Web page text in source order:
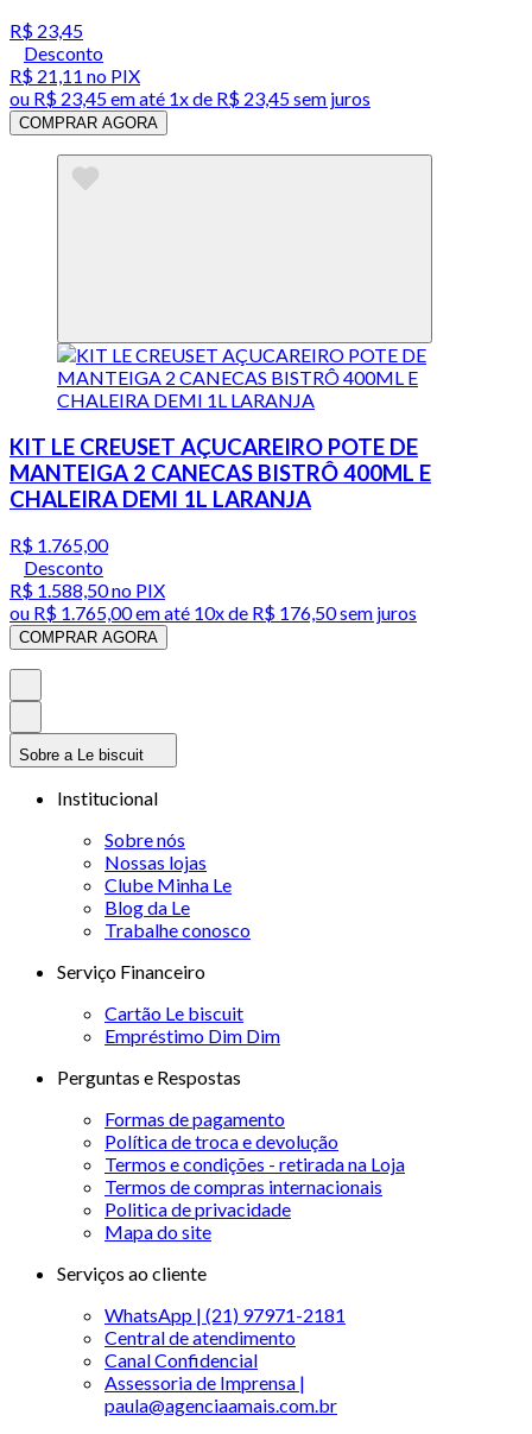
R$ 23,45
Desconto
R$ 21,11 no PIX
ou R$ 23,45em até 1x de R$ 23,45sem juros
COMPRAR AGORA
KIT LE CREUSET AÇUCAREIRO POTE DE
MANTEIGA 2 CANECAS BISTRÔ 400ML E
CHALEIRA DEMI 1L LARANJA
R$ 1.765,00
Desconto
R$ 1.588,50no PIX
ou R$ 1.765,00em até 10x de R$ 176,50 sem juros
COMPRAR AGORA
Sobre a Le biscuit
Institucional
Sobre nós
Nossas lojas
Clube Minha Le
Blog da Le
Trabalhe conosco
Serviço Financeiro
Cartão Le biscuit
Empréstimo Dim Dim
Perguntas e Respostas
Formas de pagamento
Política de troca e devolução
Termos e condições - retirada na Loja
Termos de compras internacionais
Politica de privacidade
Mapa do site
Serviços ao cliente
WhatsApp | (21) 97971-2181
Central de atendimento
Canal Confidencial
Assessoria de Imprensa |
paula@agenciaamais.com.br